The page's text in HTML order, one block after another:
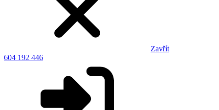
Zavřít
604 192 446